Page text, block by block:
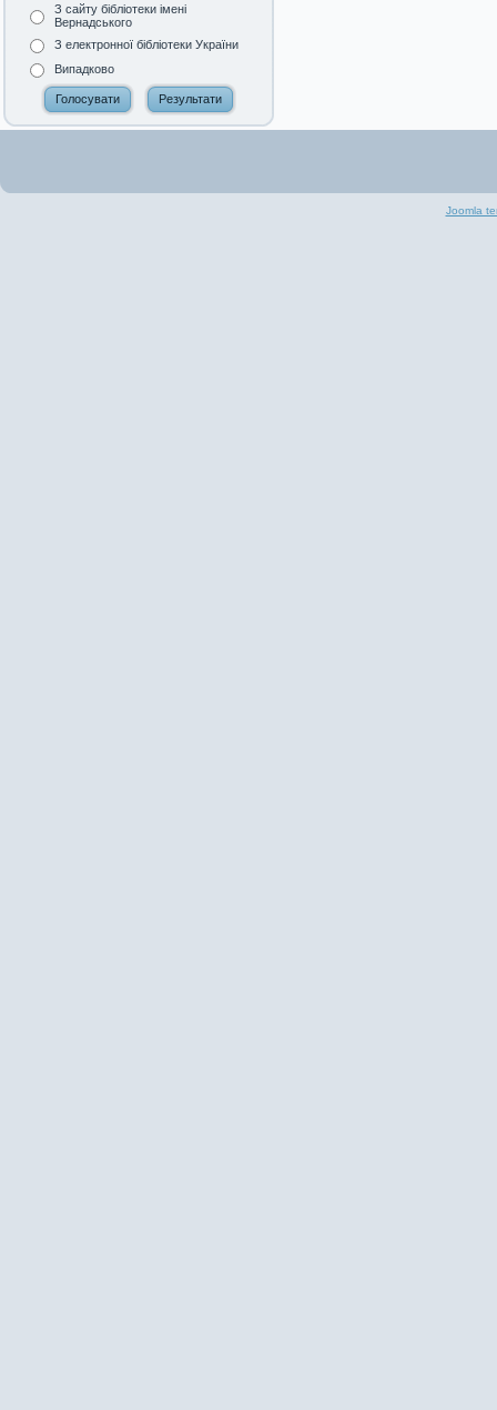
З сайту бібліотеки імені
Вернадського
З електронної бібліотеки України
Випадково
Joomla